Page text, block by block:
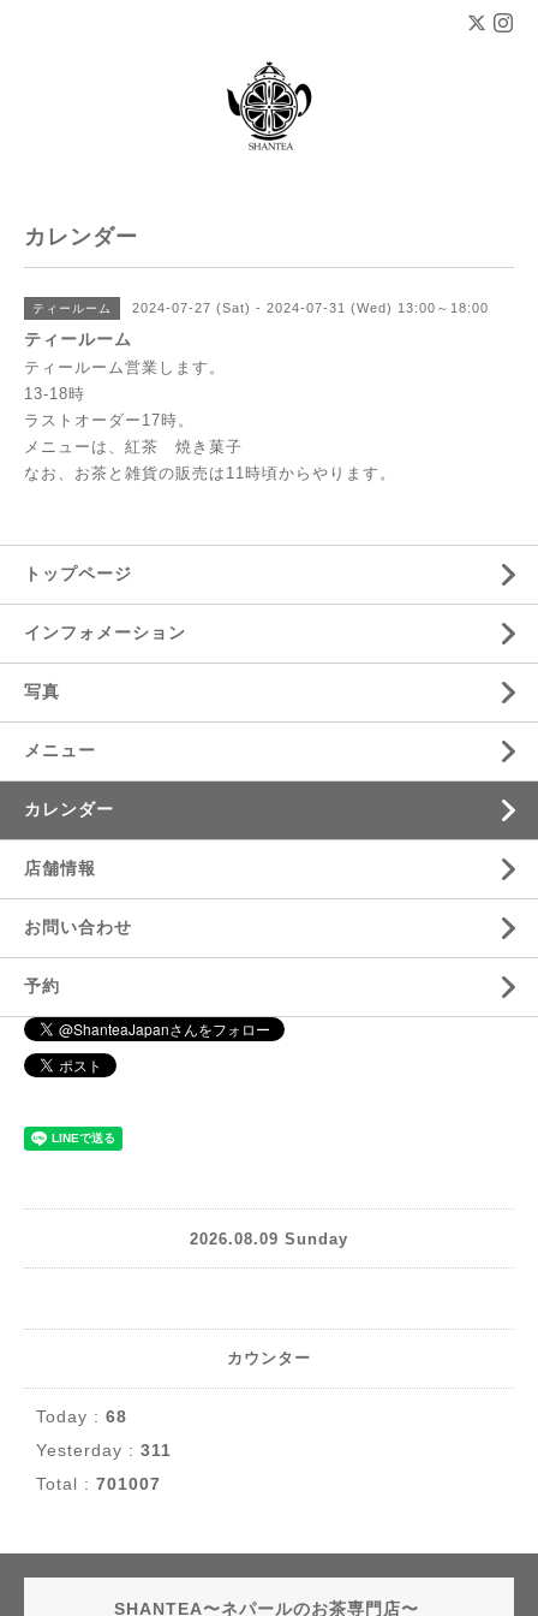
カレンダー
ティールーム 2024-07-27 (Sat) - 2024-07-31 (Wed) 13:00～18:00
ティールーム
ティールーム営業します。
13-18時
ラストオーダー17時。
メニューは、紅茶 焼き菓子
なお、お茶と雑貨の販売は11時頃からやります。
トップページ
インフォメーション
写真
メニュー
カレンダー
店舗情報
お問い合わせ
予約
2026.08.09 Sunday
カウンター
Today : 68
Yesterday : 311
Total : 701007
SHANTEA〜ネパールのお茶専門店〜